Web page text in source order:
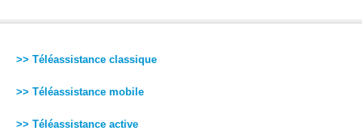
>> Téléassistance classique
>> Téléassistance mobile
>> Téléassistance active